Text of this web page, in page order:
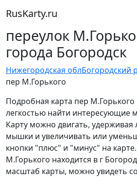
RusKarty.ru
переулок
города Богородск
Нижегородская облБогородский
пер М.Горького
Подробная карта пер М.Горького
легкостью найти интересующие
Карту можно двигать, удерживая
мышки и увеличивать или
кнопки "плюс" и "минус" на
М.Горького находится в г
масштаб карты, можно увидеть